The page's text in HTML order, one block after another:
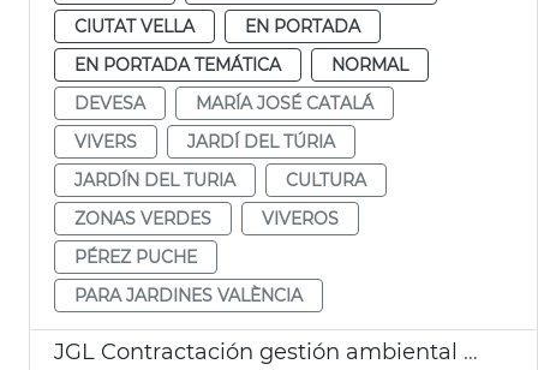
CIUTAT VELLA
EN PORTADA
EN PORTADA TEMÁTICA
NORMAL
DEVESA
MARÍA JOSÉ CATALÁ
VIVERS
JARDÍ DEL TÚRIA
JARDÍN DEL TURIA
CULTURA
ZONAS VERDES
VIVEROS
PÉREZ PUCHE
PARA JARDINES VALÈNCIA
JGL Contractación gestión ambiental Devesa-Albufera València